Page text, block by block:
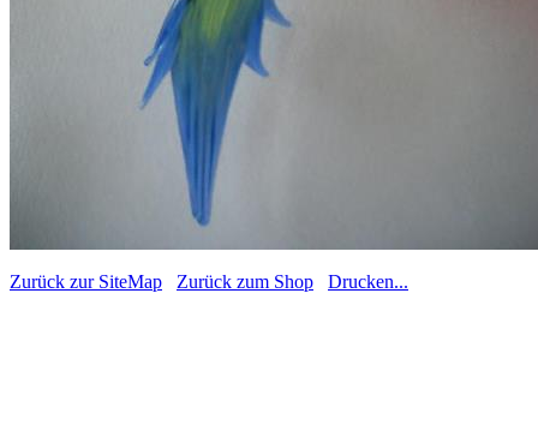
Zurück zur SiteMap Zurück zum Shop Drucken...